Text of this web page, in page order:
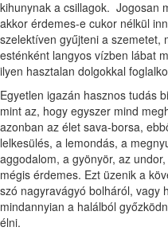
kihunynak a csillagok. Jogosan
akkor érdemes-e cukor nélkül
szelektíven gyűjteni a szemetet,
esténként langyos vízben lábat
ilyen hasztalan dolgokkal
Egyetlen igazán hasznos tudás
mint az, hogy egyszer mind
azonban az élet sava-borsa,
lelkesülés, a lemondás, a
aggodalom, a gyönyör, az
mégis érdemes. Ezt üzenik a
szó nagyravágyó bolháról, vagy
mindannyian a halálból
élni.